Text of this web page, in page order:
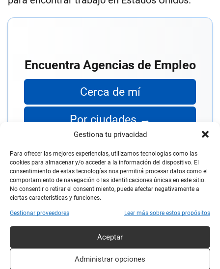
Gestiona tu privacidad
Para ofrecer las mejores experiencias, utilizamos tecnologías como las
cookies para almacenar y/o acceder a la información del dispositivo. El
consentimiento de estas tecnologías nos permitirá procesar datos como el
comportamiento de navegación o las identificaciones únicas en este sitio.
No consentir o retirar el consentimiento, puede afectar negativamente a
ciertas características y funciones.
Gestionar proveedores Leer más sobre estos propósitos
Aceptar
Administrar opciones
Encuentra Agencias de Empleo
Cerca de mí
Por ciudades →
Ciudades con alta demanda
laboral
La ciudad de Nueva York sigue siendo uno
de los principales centros de empleo del